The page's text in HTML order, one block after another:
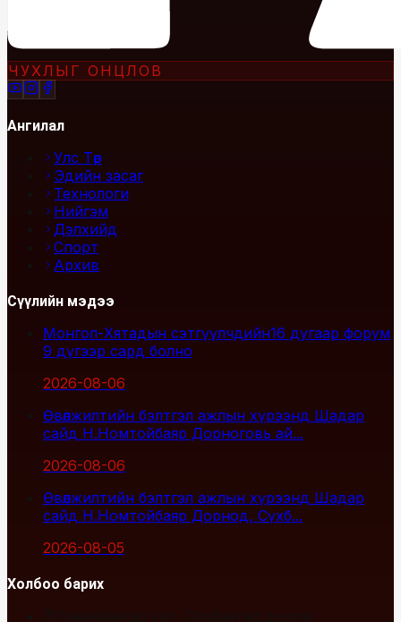
ЧУХЛЫГ ОНЦЛОВ
Ангилал
Улс Төр
Эдийн засаг
Технологи
Нийгэм
Дэлхийд
Спорт
Архив
Сүүлийн мэдээ
Монгол-Хятадын сэтгүүлчдийн16 дугаар форум
9 дүгээр сард болно
2026-08-06
Өвөлжилтийн бэлтгэл ажлын хүрээнд Шадар
сайд Н.Номтойбаяр Дорноговь ай...
2026-08-06
Өвөлжилтийн бэлтгэл ажлын хүрээнд Шадар
сайд Н.Номтойбаяр Дорнод, Сүхб...
2026-08-05
Холбоо барих